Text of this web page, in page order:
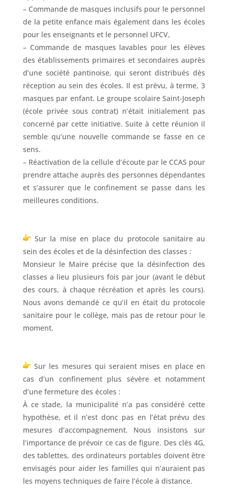
– Commande de masques inclusifs pour le personnel
de la petite enfance mais également dans les écoles
pour les enseignants et le personnel UFCV,
– Commande de masques lavables pour les élèves
des établissements primaires et secondaires auprès
d’une société pantinoise, qui seront distribués dès
réception au sein des écoles. Il est prévu, à terme, 3
masques par enfant. Le groupe scolaire Saint-Joseph
(école privée sous contrat) n’était initialement pas
concerné par cette initiative. Suite à cette réunion il
semble qu’une nouvelle commande se fasse en ce
sens.
– Réactivation de la cellule d’écoute par le CCAS pour
prendre attache auprès des personnes dépendantes
et s’assurer que le confinement se passe dans les
meilleures conditions.
Sur la mise en place du protocole sanitaire au
sein des écoles et de la désinfection des classes :
Monsieur le Maire précise que la désinfection des
classes a lieu plusieurs fois par jour (avant le début
des cours, à chaque récréation et après les cours).
Nous avons demandé ce qu’il en était du protocole
sanitaire pour le collège, mais pas de retour pour le
moment.
Sur les mesures qui seraient mises en place en
cas d’un confinement plus sévère et notamment
d’une fermeture des écoles :
À ce stade, la municipalité n’a pas considéré cette
hypothèse, et il n’est donc pas en l’état prévu des
mesures d’accompagnement. Nous insistons sur
l’importance de prévoir ce cas de figure. Des clés 4G,
des tablettes, des ordinateurs portables doivent être
envisagés pour aider les familles qui n’auraient pas
les moyens techniques de faire l’école à distance.